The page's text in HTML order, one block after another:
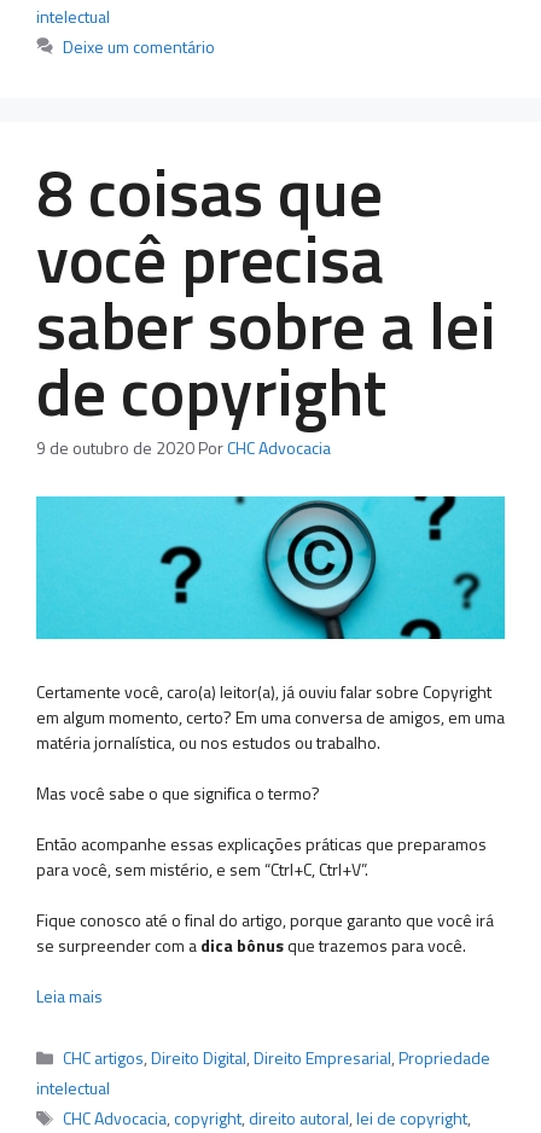
intelectual
Deixe um comentário
8 coisas que
você precisa
saber sobre a lei
de copyright
9 de outubro de 2020PorCHC Advocacia
Certamente você, caro(a) leitor(a), já ouviu falar sobre Copyright
em algum momento, certo? Em uma conversa de amigos, em uma
matéria jornalística, ou nos estudos ou trabalho.
Mas você sabe o que significa o termo?
Então acompanhe essas explicações práticas que preparamos
para você, sem mistério, e sem “Ctrl+C, Ctrl+V”.
Fique conosco até o final do artigo, porque garanto que você irá
se surpreender com adica bônusque trazemos para você.
Leia mais
Categorias
CHC artigos,Direito Digital,Direito Empresarial,Propriedade
intelectual
Tags
CHC Advocacia,copyright,direito autoral,lei de copyright,